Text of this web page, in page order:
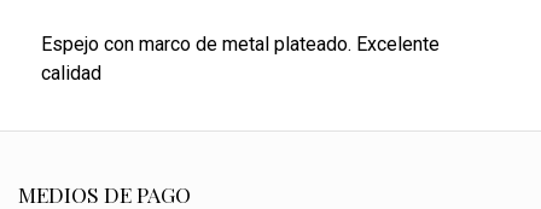
Espejo con marco de metal plateado. Excelente
calidad
MEDIOS DE PAGO